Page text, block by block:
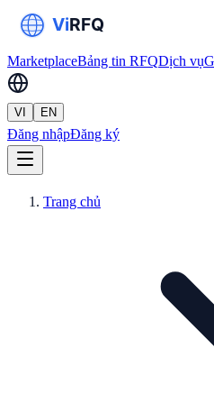
MarketplaceBảng tin RFQDịch vụ
VI EN
Đăng nhậpĐăng ký
Trang chủ